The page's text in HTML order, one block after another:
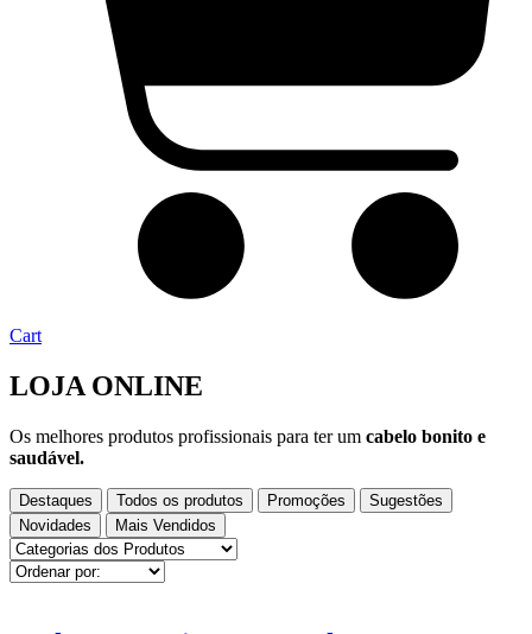
Cart
LOJA ONLINE
Os melhores produtos profissionais para ter um cabelo bonito e
saudável.
Destaques Todos os produtos Promoções
Sugestões
Novidades
Mais Vendidos